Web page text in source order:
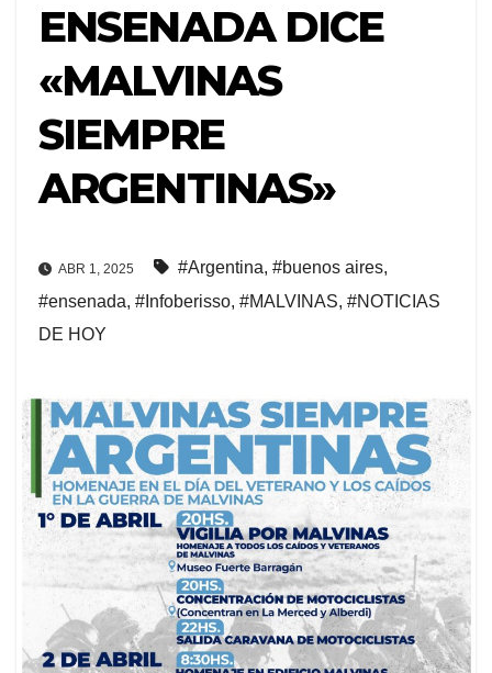
ENSENADA DICE
«MALVINAS
SIEMPRE
ARGENTINAS»
ABR 1, 2025 #Argentina, #buenos aires,
#ensenada, #Infoberisso, #MALVINAS, #NOTICIAS
DE HOY